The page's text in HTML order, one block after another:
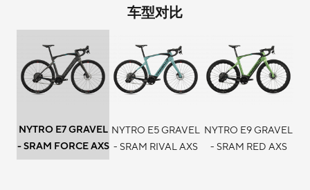
车型对比
NYTRO E7 GRAVEL
- SRAM FORCE AXS
NYTRO E5 GRAVEL
- SRAM RIVAL AXS
NYTRO E9 GRAVEL
- SRAM RED AXS